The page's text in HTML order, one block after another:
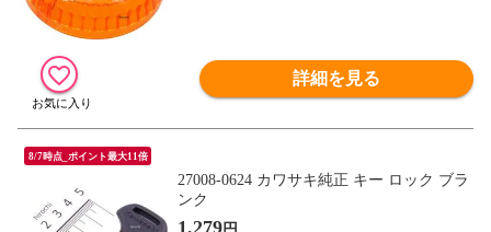
詳細を見る
8/7時点_ポイント最大11倍
27008-0624 カワサキ純正 キー ロック ブラ
ンク